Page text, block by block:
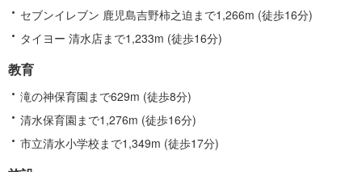
セブンイレブン 鹿児島吉野柿之迫まで1,266m (徒歩16分)
タイヨー 清水店まで1,233m (徒歩16分)
教育
滝の神保育園まで629m (徒歩8分)
清水保育園まで1,276m (徒歩16分)
市立清水小学校まで1,349m (徒歩17分)